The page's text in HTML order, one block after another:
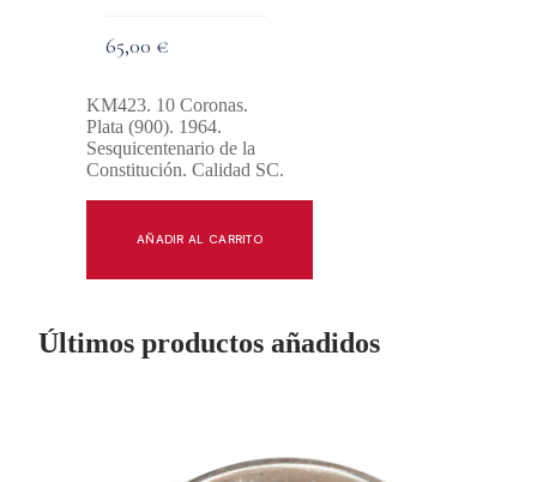
65,00 €
KM423. 10 Coronas.
Plata (900). 1964.
Sesquicentenario de la
Constitución. Calidad SC.
AÑADIR AL CARRITO
Últimos productos añadidos